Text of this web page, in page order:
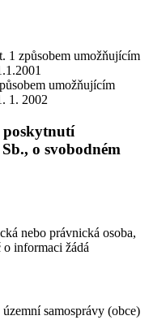
1 způsobem umožňujícím
umožňujícím
1. 2002
poskytnutí
o svobodném
nebo právnická osoba,
informaci žádá
samosprávy (obce)